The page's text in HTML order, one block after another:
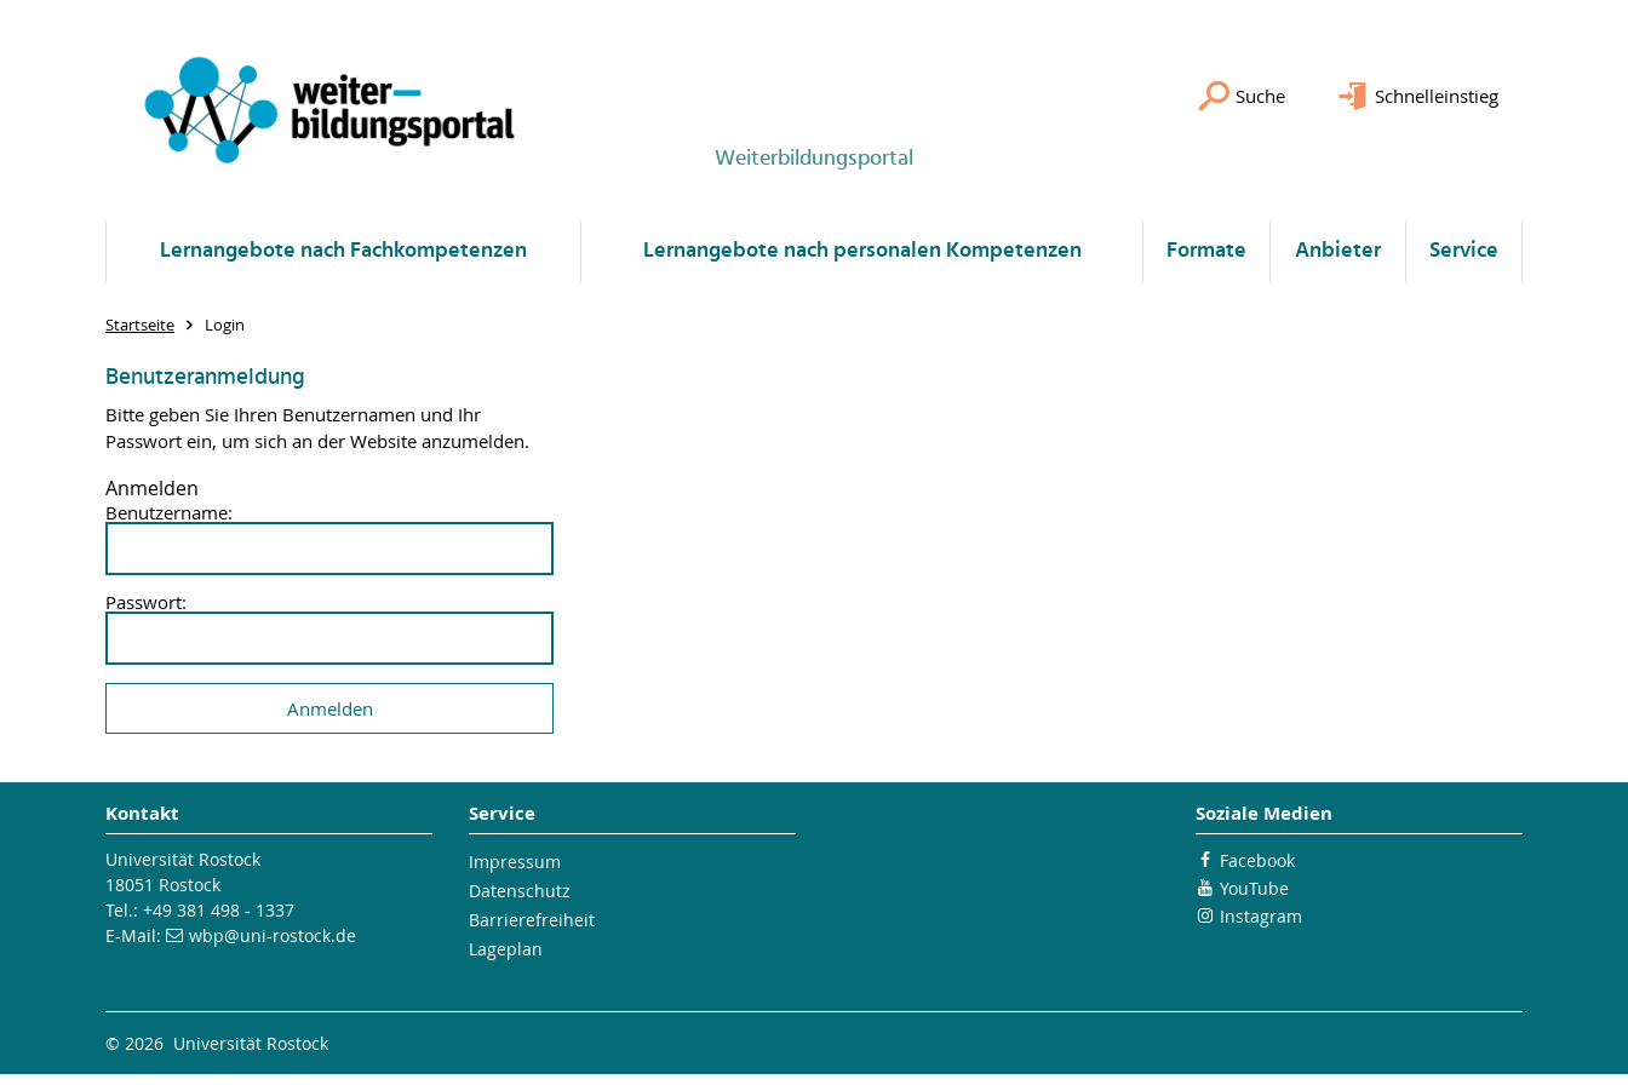
Weiterbildungsportal
Suche Schnelleinstieg
Lernangebote nach Fachkompetenzen Lernangebote nach personalen Kompetenzen Formate Anbieter Service
Startseite Login
Benutzeranmeldung
Bitte geben Sie Ihren Benutzernamen und Ihr
Passwort ein, um sich an der Website anzumelden.
Anmelden
Benutzername:
Passwort:
Kontakt
Universität Rostock
18051 Rostock
Tel.: +49 381 498 - 1337
E-Mail:
wbp@uni-rostock.de
Service
Impressum
Datenschutz
Barrierefreiheit
Lageplan
Soziale Medien
Facebook
YouTube
Instagram
© 2026 Universität Rostock